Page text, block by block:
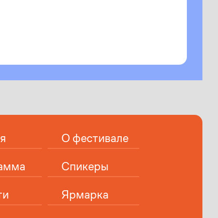
О фестивале
Спикеры
Ярмарка